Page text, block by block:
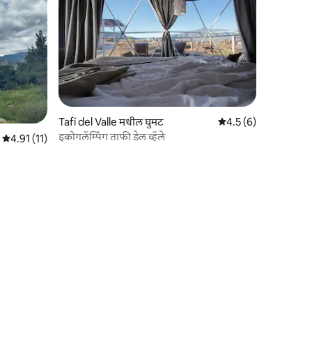
5 पैकी 4.91 सरासरी रेटिंग, 11 रिव्ह्यूज
4.91 (11)
Tafí del Valle मधील घुमट 5 पैकी 4.5 सरासरी
4.5 (6)
इकोगलॅम्पिंग ताफी डेल व्हॅले